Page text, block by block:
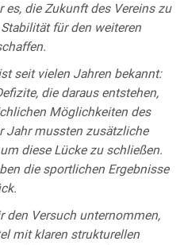
es, die Zukunft des Vereins zu
für den weiteren
seit vielen Jahren bekannt:
die daraus entstehen,
Möglichkeiten des
Jahr mussten zusätzliche
diese Lücke zu schließen.
die sportlichen Ergebnisse
den Versuch unternommen,
mit klaren strukturellen